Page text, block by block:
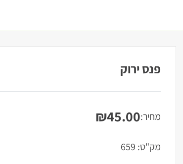
פנס ירוק
מחיר: ₪45.00
מק"ט: 659